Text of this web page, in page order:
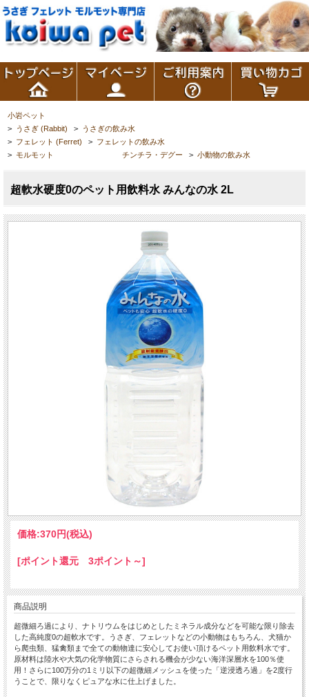
小岩ペット
> うさぎ (Rabbit) > うさぎの飲み水
> フェレット (Ferret) > フェレットの飲み水
> モルモット チンチラ・デグー > 小動物の飲み水
超軟水硬度0のペット用飲料水 みんなの水 2L
価格:370円(税込)
[ポイント還元 3ポイント～]
商品説明
超微細ろ過により、ナトリウムをはじめとしたミネラル成分などを可能な限り除去
した高純度0の超軟水です。うさぎ、フェレットなどの小動物はもちろん、犬猫か
ら爬虫類、猛禽類まで全ての動物達に安心してお使い頂けるペット用飲料水です。
原材料は陸水や大気の化学物質にさらされる機会が少ない海洋深層水を100％使
用！さらに100万分の1ミリ以下の超微細メッシュを使った「逆浸透ろ過」を2度行
うことで、限りなくピュアな水に仕上げました。